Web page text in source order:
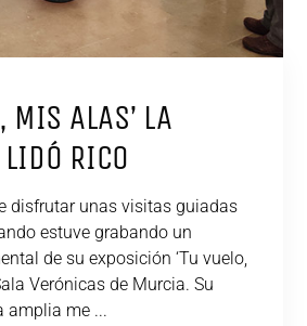
MIS ALAS’ LA
RICO
disfrutar unas visitas guiadas
estuve grabando un
de su exposición ‘Tu vuelo,
Verónicas de Murcia. Su
amplia me ...